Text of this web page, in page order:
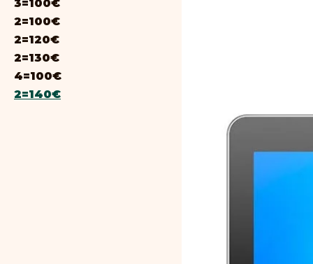
3=100€
2=100€
2=120€
2=130€
4=100€
2=140€